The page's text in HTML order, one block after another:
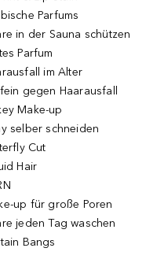
Parfums
in der Sauna schützen
Parfum
im Alter
gegen Haarausfall
Make-up
selber schneiden
Cut
Hair
up für große Poren
jeden Tag waschen
Bangs